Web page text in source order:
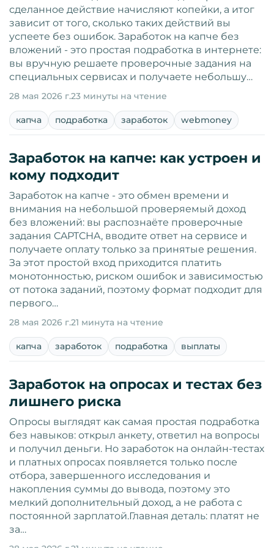
сделанное действие начисляют копейки, а итог
зависит от того, сколько таких действий вы
успеете без ошибок. Заработок на капче без
вложений - это простая подработка в интернете:
вы вручную решаете проверочные задания на
специальных сервисах и получаете небольшу…
28 мая 2026 г.23 минуты на чтение
капча подработка заработок webmoney
Заработок на капче: как устроен и
кому подходит
Заработок на капче - это обмен времени и
внимания на небольшой проверяемый доход
без вложений: вы распознаёте проверочные
задания CAPTCHA, вводите ответ на сервисе и
получаете оплату только за принятые решения.
За этот простой вход приходится платить
монотонностью, риском ошибок и зависимостью
от потока заданий, поэтому формат подходит для
первого…
28 мая 2026 г.21 минута на чтение
капча заработок подработка выплаты
Заработок на опросах и тестах без
лишнего риска
Опросы выглядят как самая простая подработка
без навыков: открыл анкету, ответил на вопросы
и получил деньги. Но заработок на онлайн-тестах
и платных опросах появляется только после
отбора, завершенного исследования и
накопления суммы до вывода, поэтому это
мелкий дополнительный доход, а не работа с
постоянной зарплатой.Главная деталь: платят не
за…